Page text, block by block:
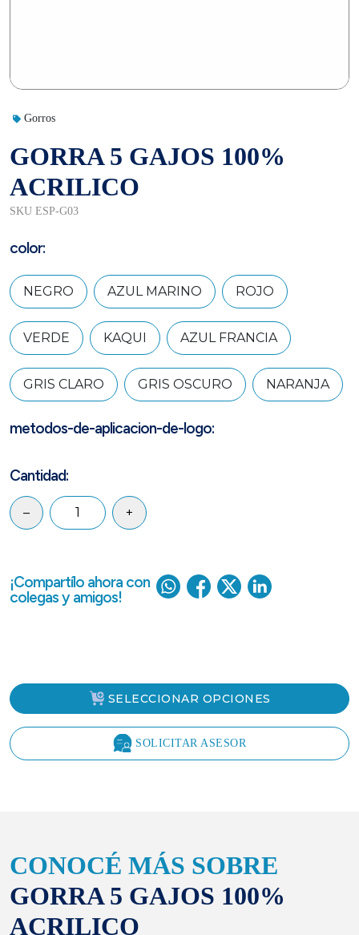
Gorros
GORRA 5 GAJOS 100%
ACRILICO
SKU ESP-G03
color:
NEGRO AZUL MARINO ROJO
VERDE KAQUI AZUL FRANCIA
GRIS CLARO GRIS OSCURO NARANJA
metodos-de-aplicacion-de-logo:
Cantidad:
– +
¡Compartílo ahora con
colegas y amigos!
SELECCIONAR OPCIONES
SOLICITAR ASESOR
CONOCÉ MÁS SOBRE
GORRA 5 GAJOS 100%
ACRILICO